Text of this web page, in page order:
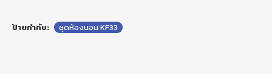
ป้ายกำกับ: ชุดห้องนอน KF33